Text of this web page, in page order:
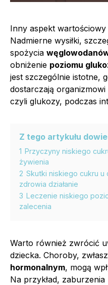
Inny aspekt
Nadmierne wysiłki,
spożycia
obniżenie poziomu
jest szczególnie istotne,
dostarczają
czyli glukozy, podczas
Z tego artykułu
1 Przyczyny niskiego
żywienia
2 Skutki niskiego cukru
zdrowia działanie
3 Leczenie niskiego
zalecenia
Warto również zwrócić
dziecka. Choroby,
hormonalnym, mogą
Na przykład,